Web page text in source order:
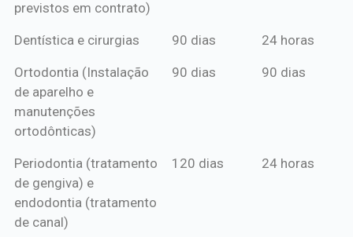
previstos em contrato)
Dentística e cirurgias 90 dias 24 horas
Ortodontia (Instalação
de aparelho e
manutenções
ortodônticas)
90 dias 90 dias
Periodontia (tratamento
de gengiva) e
endodontia (tratamento
de canal)
120 dias 24 horas